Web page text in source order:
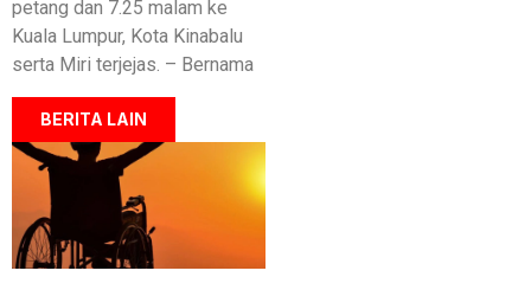
petang dan 7.25 malam ke
Kuala Lumpur, Kota Kinabalu
serta Miri terjejas. – Bernama
BERITA LAIN